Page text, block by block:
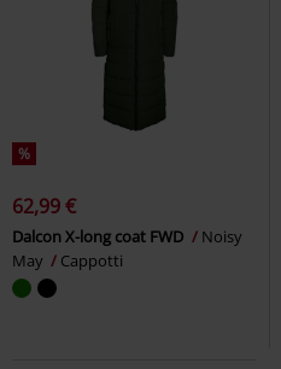
%
62,99 €
Dalcon X-long coat FWD
Noisy
May
Cappotti